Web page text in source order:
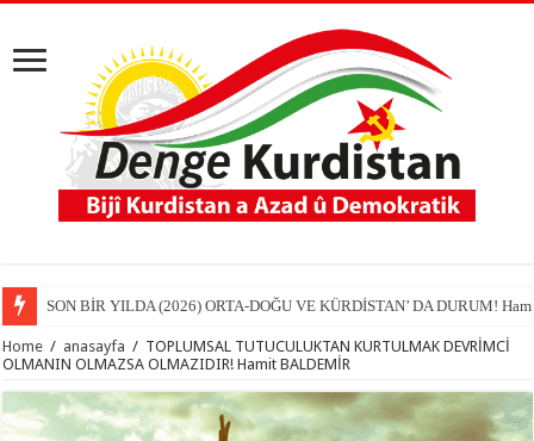
SON BİR YILDA (2026) ORTA-DOĞU VE KÜRDİSTAN’ DA DURUM!
Home / anasayfa / TOPLUMSAL TUTUCULUKTAN KURTULMAK DEVRİMCİ
OLMANIN OLMAZSA OLMAZIDIR! Hamit BALDEMİR